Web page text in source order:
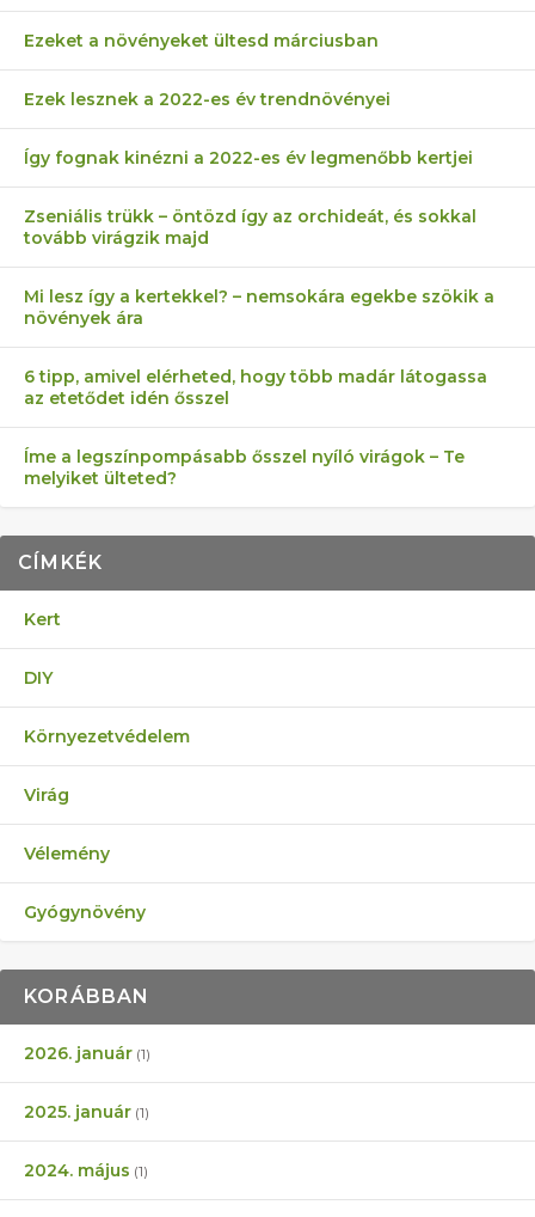
Ezeket a növényeket ültesd márciusban
Ezek lesznek a 2022-es év trendnövényei
Így fognak kinézni a 2022-es év legmenőbb kertjei
Zseniális trükk – öntözd így az orchideát, és sokkal
tovább virágzik majd
Mi lesz így a kertekkel? – nemsokára egekbe szökik a
növények ára
6 tipp, amivel elérheted, hogy több madár látogassa
az etetődet idén ősszel
Íme a legszínpompásabb ősszel nyíló virágok – Te
melyiket ülteted?
CÍMKÉK
Kert
DIY
Környezetvédelem
Virág
Vélemény
Gyógynövény
KORÁBBAN
2026. január (1)
2025. január (1)
2024. május (1)